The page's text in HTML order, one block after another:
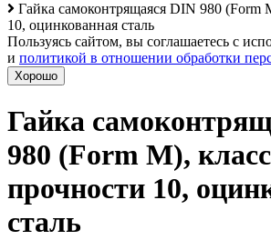
Гайка самоконтрящаяся DIN 980 (Form
10, оцинкованная сталь
Пользуясь сайтом, вы соглашаетесь с
и политикой в отношении обработки
Хорошо
Гайка
980 (Form M), класс
прочности 10,
сталь